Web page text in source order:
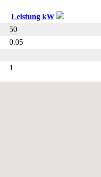
Leistung kW
50
0.05
1